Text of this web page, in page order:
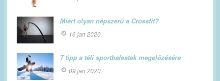
Miért olyan népszerű a Crossfit?
16 jan 2020
7 tipp a téli sportbalestek megelőzésére
09 jan 2020